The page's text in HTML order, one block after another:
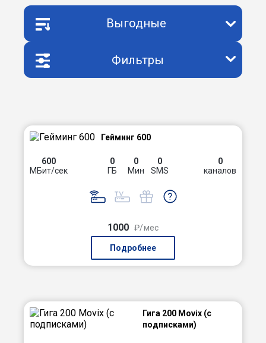
Выгодные
Фильтры
Гейминг 600
600
МБит/сек
0
ГБ
0
Мин
0
SMS
0
каналов
1000 ₽/мес
Подробнее
Гига 200 Movix (с
подписками)